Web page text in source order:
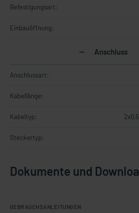
Befestigungsart:
Einbauöffnung:
Anschluss
Anschlussart:
Kabellänge:
Kabeltyp:
Steckertyp:
Dokumente und
GEBRAUCHSANLEITUNGEN